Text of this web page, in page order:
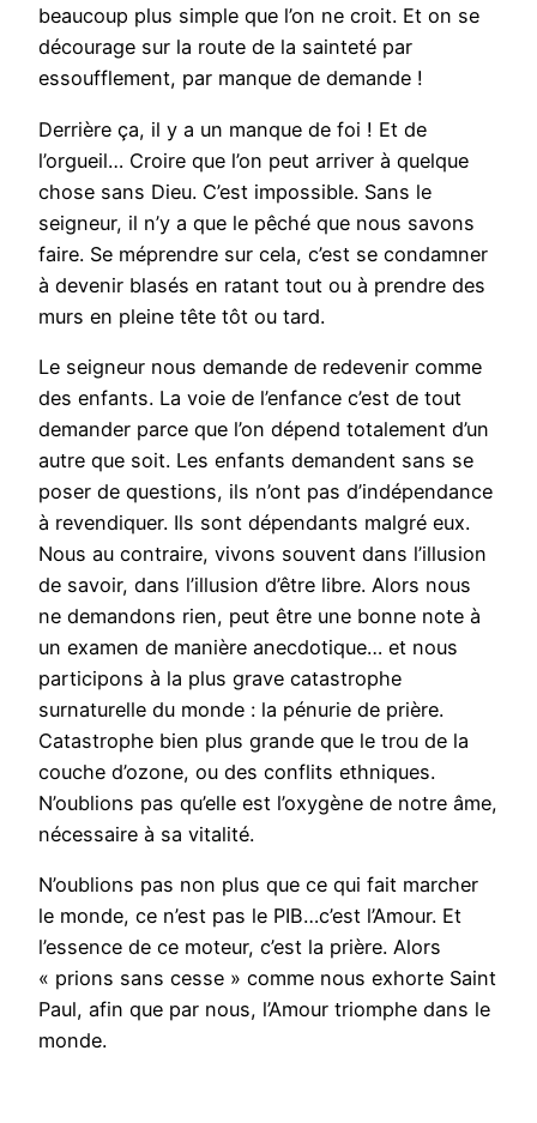
beaucoup plus simple que l’on ne croit. Et on se
décourage sur la route de la sainteté par
essoufflement, par manque de demande !
Derrière ça, il y a un manque de foi ! Et de
l’orgueil… Croire que l’on peut arriver à quelque
chose sans Dieu. C’est impossible. Sans le
seigneur, il n’y a que le pêché que nous savons
faire. Se méprendre sur cela, c’est se condamner
à devenir blasés en ratant tout ou à prendre des
murs en pleine tête tôt ou tard.
Le seigneur nous demande de redevenir comme
des enfants. La voie de l’enfance c’est de tout
demander parce que l’on dépend totalement d’un
autre que soit. Les enfants demandent sans se
poser de questions, ils n’ont pas d’indépendance
à revendiquer. Ils sont dépendants malgré eux.
Nous au contraire, vivons souvent dans l’illusion
de savoir, dans l’illusion d’être libre. Alors nous
ne demandons rien, peut être une bonne note à
un examen de manière anecdotique… et nous
participons à la plus grave catastrophe
surnaturelle du monde : la pénurie de prière.
Catastrophe bien plus grande que le trou de la
couche d’ozone, ou des conflits ethniques.
N’oublions pas qu’elle est l’oxygène de notre âme,
nécessaire à sa vitalité.
N’oublions pas non plus que ce qui fait marcher
le monde, ce n’est pas le PIB…c’est l’Amour. Et
l’essence de ce moteur, c’est la prière. Alors
« prions sans cesse » comme nous exhorte Saint
Paul, afin que par nous, l’Amour triomphe dans le
monde.